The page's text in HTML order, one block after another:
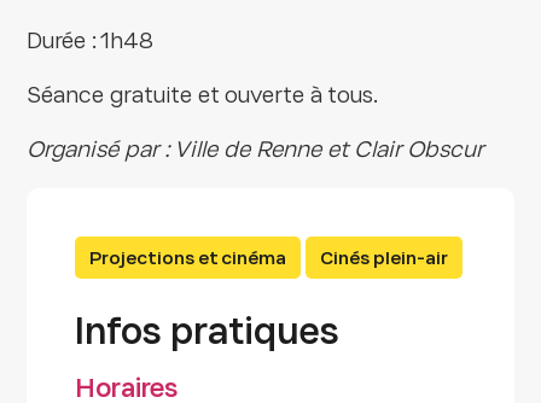
Durée : 1h48
Séance gratuite et ouverte à tous.
Organisé par : Ville de Renne et Clair Obscur
Projections et cinéma Cinés plein-air
Infos pratiques
Horaires